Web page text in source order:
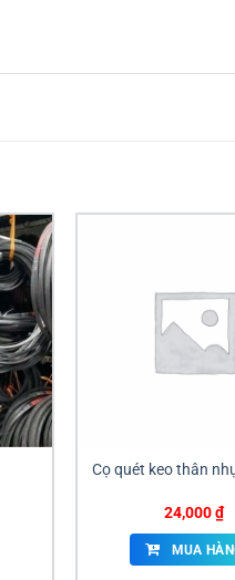
Cọ quét keo thân
24,000₫
MUA